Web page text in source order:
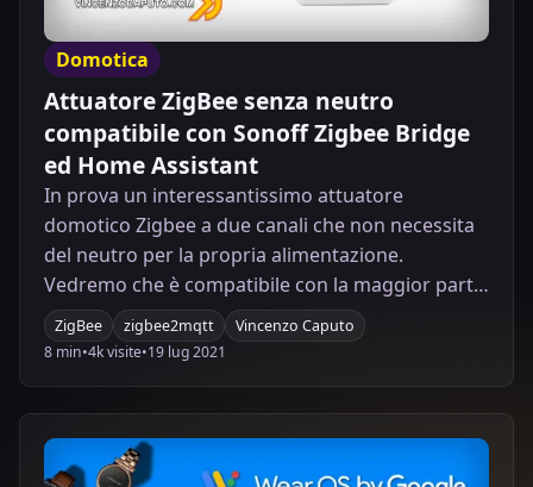
Domotica
Attuatore ZigBee senza neutro
compatibile con Sonoff Zigbee Bridge
ed Home Assistant
In prova un interessantissimo attuatore
domotico Zigbee a due canali che non necessita
del neutro per la propria alimentazione.
Vedremo che è compatibile con la maggior parte
degli Hub ZigBee in commercio tra cui il
famosissimo Sonoff ZigBee Bridge nonché con
ZigBee zigbee2mqtt
Vincenzo Caputo
8 min•4k visite•19 lug 2021